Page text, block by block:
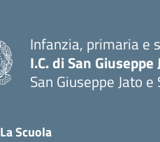
Infanzia, primaria e
I.C. di San
San Giuseppe Jato e
La Scuola